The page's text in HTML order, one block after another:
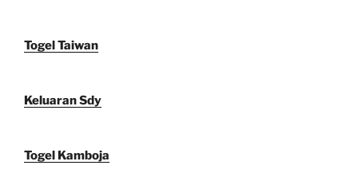
Togel Taiwan
Keluaran Sdy
Togel Kamboja